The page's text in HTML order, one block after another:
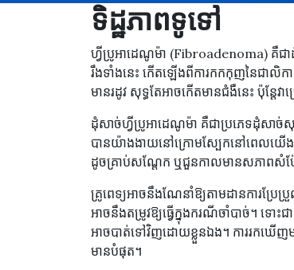
ទិដ្ឋភាពទូទៅ
ហ្វីប្រូអាដេណូម៉ា (Fibroadenoma) គឺ
រឹងទាំងនេះ កើតឡើងពីការកកកុញនៃជាលិ
មានរដូវ សុទ្ធតែអាចកើតមានជំងឺនេះ ប៉ុន្ត
ដុំសាច់ហ្វីប្រូអាដេណូម៉ា គឺជាប្រភេទដុំស
បានយ៉ាងងាយនៅក្រោមស្បែកនៅពេលយើ
ដូចគ្រាប់សណ្ដែក ឬជួនកាលមានសភាពសំប៉ែ
គ្រូពេទ្យអាចនឹងណែនាំឱ្យតាមដានការប្
អាចនឹងតម្រូវឱ្យធ្វើក្នុងករណីចាំបាច់។ ទោះ
អាចបាត់ទៅវិញដោយខ្លួនឯង។ ការរកឃើញ
មានបំផុត។